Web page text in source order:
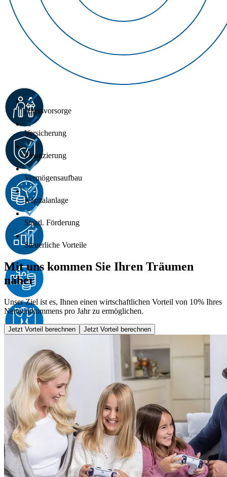
Altersvorsorge
Versicherung
Finanzierung
Vermögensaufbau
Kapitalanlage
Staatl. Förderung
Steuerliche Vorteile
Mit uns kommen Sie Ihren Träumen
näher
Unser Ziel ist es, Ihnen einen wirtschaftlichen Vorteil von 10% Ihres
Nettoeinkommens pro Jahr zu ermöglichen.
Jetzt Vorteil berechnen Jetzt Vorteil berechnen